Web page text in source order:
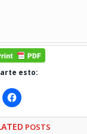
esto:
POSTS